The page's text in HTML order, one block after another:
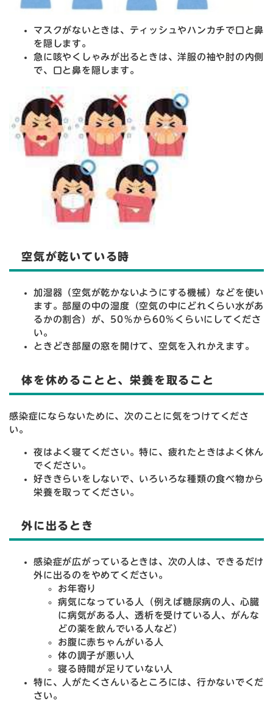
マスクがないときは、ティッシュやハンカチで口と鼻
を隠します。
急に咳やくしゃみが出るときは、洋服の袖や肘の内側
で、口と鼻を隠します。
空気が乾いている時
加湿器（空気が乾かないようにする機械）などを使い
ます。部屋の中の湿度（空気の中にどれくらい水があ
るかの割合）が、50％から60％くらいにしてくださ
い。
ときどき部屋の窓を開けて、空気を入れかえます。
体を休めることと、栄養を取ること
感染症にならないために、次のことに気をつけてくださ
い。
夜はよく寝てください。特に、疲れたときはよく休ん
でください。
好ききらいをしないで、いろいろな種類の食べ物から
栄養を取ってください。
外に出るとき
感染症が広がっているときは、次の人は、できるだけ
外に出るのをやめてください。
お年寄り
病気になっている人（例えば糖尿病の人、心臓
に病気がある人、透析を受けている人、がんな
どの薬を飲んでいる人など）
お腹に赤ちゃんがいる人
体の調子が悪い人
寝る時間が足りていない人
特に、人がたくさんいるところには、行かないでくだ
さい。